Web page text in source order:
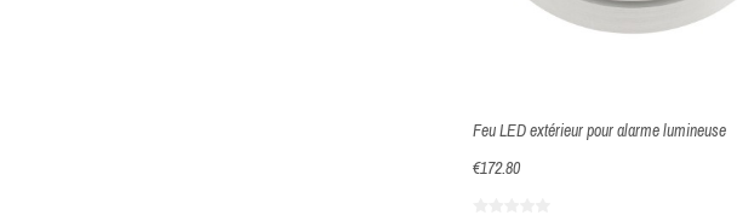
Feu LED extérieur pour alarme lumineuse
€172.80